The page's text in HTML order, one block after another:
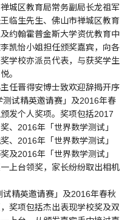
城区教育局常务副局长龙祖军
临生先生、佛山市禅城区教育
约翰霍普金斯大学资优教育中
凯怡小姐担任颁奖嘉宾，向各
学校亦派员代表，与获奖学生
。
任晋得安博士致欢迎辞揭开序
试精英邀请赛」及2016年春
发个人奖项。奖项包括2017
、2016年「世界数学测试」
、2016年「世界数学测试」
及2016年「世界数学测试」
上台领奖，家长纷纷取出相机
精英邀请赛」及2016年春秋
奖项包括杰出表现学校奖及双